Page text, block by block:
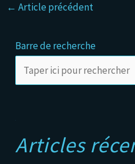
← Article précédent
Barre de recherche
Articles